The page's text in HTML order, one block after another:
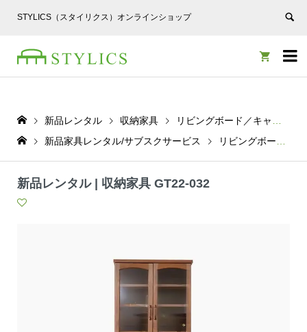
STYLICS（スタイリクス）オンラインショップ


新品レンタル 収納家具
リビングボード／キャビネット
新品家具レンタル/サブスクサービス
リビングボード／キャビネット
新品レンタル | 収納家具 GT22-032